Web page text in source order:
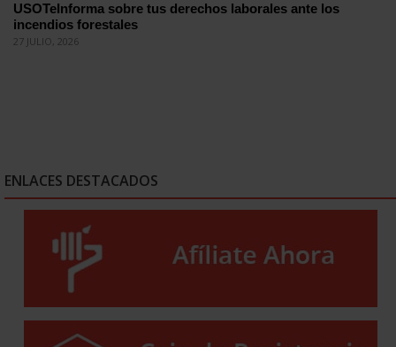
USOTeInforma sobre tus derechos laborales ante los
incendios forestales
27 JULIO, 2026
ENLACES DESTACADOS